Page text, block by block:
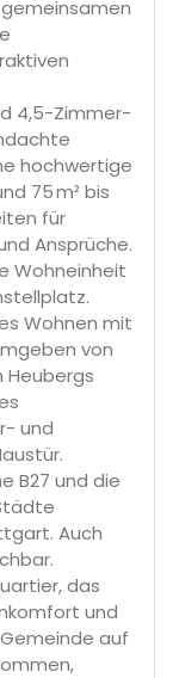
4,5-Zimmer-
hochwertige
75 m² bis
für
Ansprüche.
Wohneinheit
Wohnen mit
von
Heubergs
und
B27 und die
Auch
das
und
auf